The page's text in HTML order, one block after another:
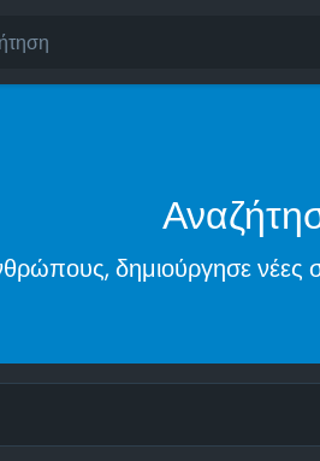
δημιούργησε νέες